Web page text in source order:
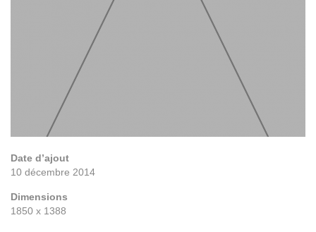
Date d’ajout
10 décembre 2014
Dimensions
1850 x 1388